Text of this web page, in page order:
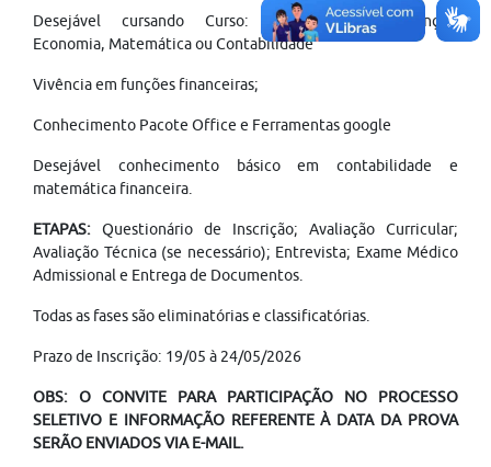
Desejável cursando Curso: Administração, Finanças,
Economia, Matemática ou Contabilidade
Vivência em funções financeiras;
Conhecimento Pacote Office e Ferramentas google
Desejável conhecimento básico em contabilidade e
matemática financeira.
ETAPAS: Questionário de Inscrição; Avaliação Curricular;
Avaliação Técnica (se necessário); Entrevista; Exame Médico
Admissional e Entrega de Documentos.
Todas as fases são eliminatórias e classificatórias.
Prazo de Inscrição: 19/05 à 24/05/2026
OBS: O CONVITE PARA PARTICIPAÇÃO NO PROCESSO
SELETIVO E INFORMAÇÃO REFERENTE À DATA DA PROVA
SERÃO ENVIADOS VIA E-MAIL.